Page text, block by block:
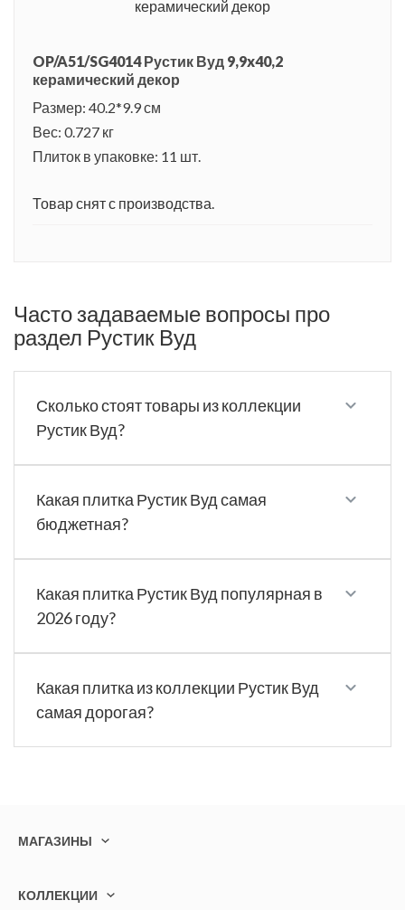
OP/A51/SG4014 Рустик Вуд 9,9x40,2
керамический декор
Размер: 40.2*9.9 см
Вес: 0.727 кг
Плиток в упаковке: 11 шт.
Товар снят с производства.
Часто задаваемые вопросы про
раздел Рустик Вуд
Сколько стоят товары из коллекции
Рустик Вуд?
Какая плитка Рустик Вуд самая
бюджетная?
Какая плитка Рустик Вуд популярная в
2026 году?
Какая плитка из коллекции Рустик Вуд
самая дорогая?
МАГАЗИНЫ
КОЛЛЕКЦИИ